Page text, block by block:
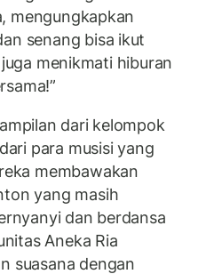
mengungkapkan
senang bisa ikut
menikmati hiburan
dari kelompok
para musisi yang
membawakan
yang masih
dan berdansa
Aneka Ria
suasana dengan